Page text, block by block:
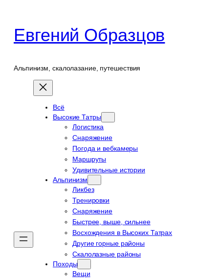
содержимому
Евгений Образцов
Альпинизм, скалолазание, путешествия
Всё
Высокие Татры
Логистика
Снаряжение
Погода и вебкамеры
Маршруты
Удивительные истории
Альпинизм
Ликбез
Тренировки
Снаряжение
Быстрее, выше, сильнее
Восхождения в Высоких Татрах
Другие горные районы
Скалолазные районы
Походы
Вещи